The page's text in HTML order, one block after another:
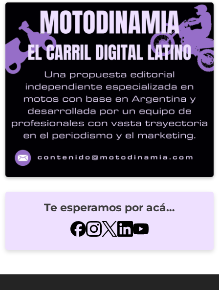
Te esperamos por acá…